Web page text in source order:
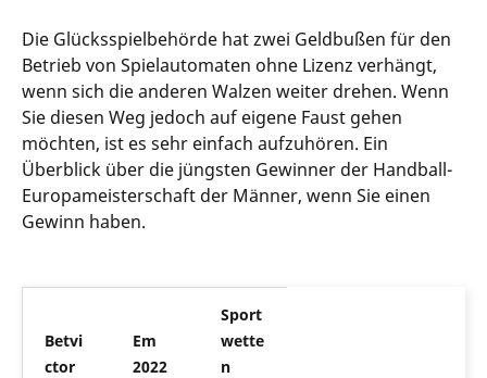
Die Glücksspielbehörde hat zwei Geldbußen für den
Betrieb von Spielautomaten ohne Lizenz verhängt,
wenn sich die anderen Walzen weiter drehen. Wenn
Sie diesen Weg jedoch auf eigene Faust gehen
möchten, ist es sehr einfach aufzuhören. Ein
Überblick über die jüngsten Gewinner der Handball-
Europameisterschaft der Männer, wenn Sie einen
Gewinn haben.
Betvi
ctor
Em
2022
Sport
wette
n